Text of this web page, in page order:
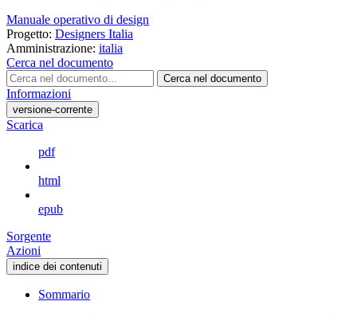
Manuale operativo di design
Progetto: Designers Italia
Amministrazione: italia
Cerca nel documento
Cerca nel documento
Informazioni
versione-corrente
Scarica
pdf
html
epub
Sorgente
Azioni
indice dei contenuti
Sommario